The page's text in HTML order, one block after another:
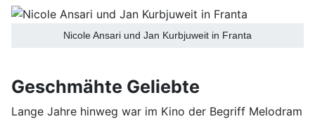
Nicole Ansari und Jan Kurbjuweit in Franta
Geschmähte Geliebte
Lange Jahre hinweg war im Kino der Begriff Melodram